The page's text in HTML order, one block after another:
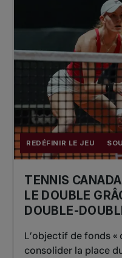
REDÉFINIR LE JEU
TENNIS
LE DOUBLE
DOUBLE-
L’objectif de fonds
consolider la place